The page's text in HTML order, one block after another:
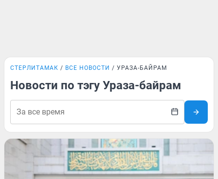
СТЕРЛИТАМАК ВСЕ НОВОСТИ УРАЗА-БАЙРАМ
Новости по тэгу Ураза-байрам